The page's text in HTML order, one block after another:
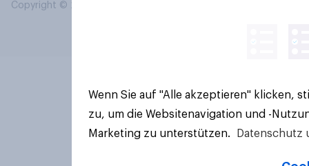
Copyright © 2026 YouGov PLC. Alle Rechte vorbehalten.
Wenn Sie auf "Alle akzeptieren" klicken,
zu, um die Websitenavigation und -
Marketing zu unterstützen.
Datenschutz